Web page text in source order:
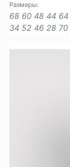
Размеры:
68 60 48 44 64
34 52 46 28 70